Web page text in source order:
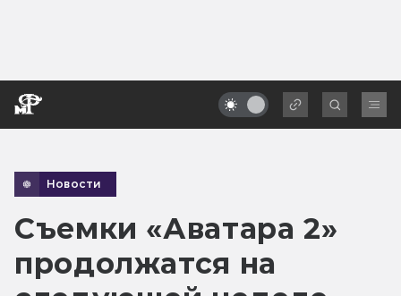
Новости
Съемки «Аватара 2»
продолжатся на